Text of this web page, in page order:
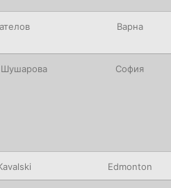
Варна
София
Edmonton